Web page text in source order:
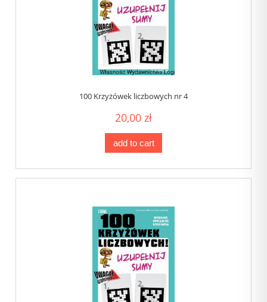
100 Krzyżówek liczbowych nr 4
20,00 zł
add to cart